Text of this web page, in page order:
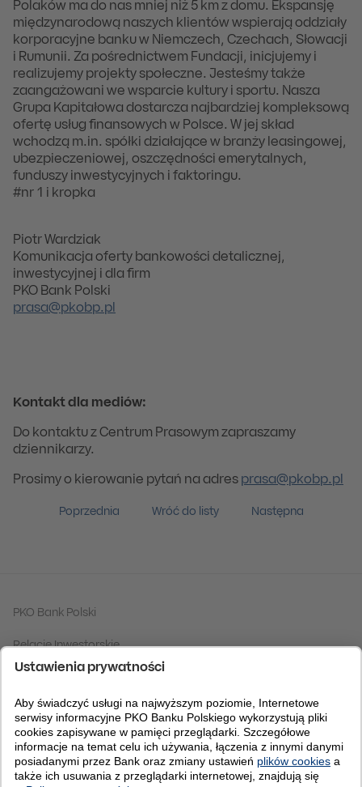
Polaków ma do nas mniej niż 5 km z domu. Ekspansję
międzynarodową naszych klientów wspierają oddziały
korporacyjne banku w Niemczech, Czechach, Słowacji
i Rumunii. Za pośrednictwem Fundacji, inicjujemy i
realizujemy projekty społeczne. Jesteśmy także
zaangażowani we wsparcie kultury i sportu. Nasza
Grupa Kapitałowa dostarcza najbardziej kompleksową
ofertę usług finansowych w Polsce. W jej skład
wchodzą m.in. spółki działające w branży leasingowej,
ubezpieczeniowej, oszczędności emerytalnych,
funduszy inwestycyjnych i faktoringu.
#nr 1 i kropka
Piotr Wardziak
Komunikacja oferty bankowości detalicznej,
inwestycyjnej i dla firm
PKO Bank Polski
prasa@pkobp.pl
Kontakt dla mediów:
Do kontaktu z Centrum Prasowym zapraszamy
dziennikarzy.
Prosimy o kierowanie pytań na adres prasa@pkobp.pl
Poprzednia Wróć do listy Następna
PKO Bank Polski
Relacje Inwestorskie
Fundacja PKO Banku Polskiego
Centrum Analiz
Bankomania